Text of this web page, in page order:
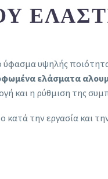
υψηλής
ελάσματα
και η ρύθμιση της
κατά την εργασία και